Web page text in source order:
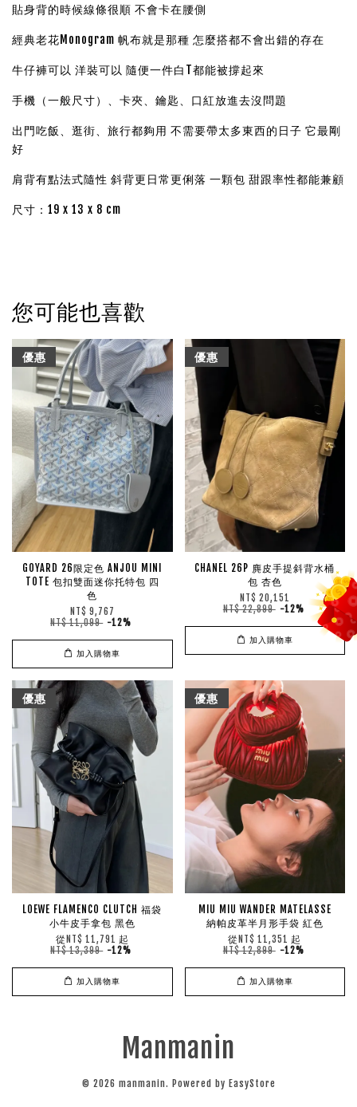
貼身背的時候線條很順 不會卡在腰側
經典老花Monogram 帆布就是那種 怎麼搭都不會出錯的存在
牛仔褲可以 洋裝可以 隨便一件白T都能被撐起來
手機（一般尺寸）、卡夾、鑰匙、口紅放進去沒問題
出門吃飯、逛街、旅行都夠用 不需要帶太多東西的日子 它最剛
好
肩背有點法式隨性 斜背更日常更俐落 一顆包 甜跟率性都能兼顧
尺寸：19 x 13 x 8 cm
您可能也喜歡
優惠
GOYARD 26限定色 ANJOU MINI
TOTE 包扣雙面迷你托特包 四
色
NT$ 9,767
NT$ 11,099 -12%
加入購物車
優惠
CHANEL 26P 麂皮手提斜背水桶
包 杏色
NT$ 20,151
NT$ 22,899 -12%
加入購物車
優惠
LOEWE FLAMENCO CLUTCH 福袋
小牛皮手拿包 黑色
從 NT$ 11,791 起
NT$ 13,399 -12%
加入購物車
優惠
MIU MIU WANDER MATELASSE
納帕皮革半月形手袋 紅色
從NT$ 11,351 起
NT$ 12,899 -12%
加入購物車
Manmanin
© 2026 manmanin. Powered by EasyStore